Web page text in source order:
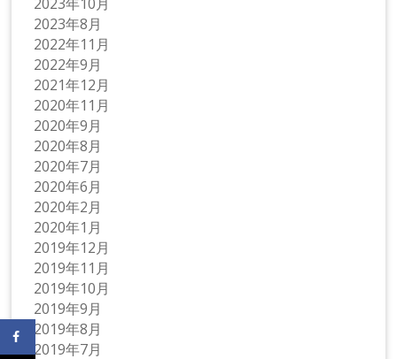
2023年8月
2022年11月
2022年9月
2021年12月
2020年11月
2020年9月
2020年8月
2020年7月
2020年6月
2020年2月
2020年1月
2019年12月
2019年11月
2019年10月
2019年9月
2019年8月
2019年7月